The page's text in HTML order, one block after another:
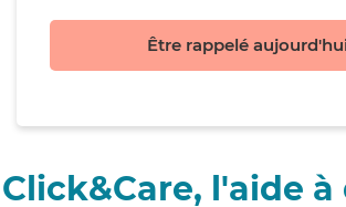
Être rappelé
Click&Care, l'aide